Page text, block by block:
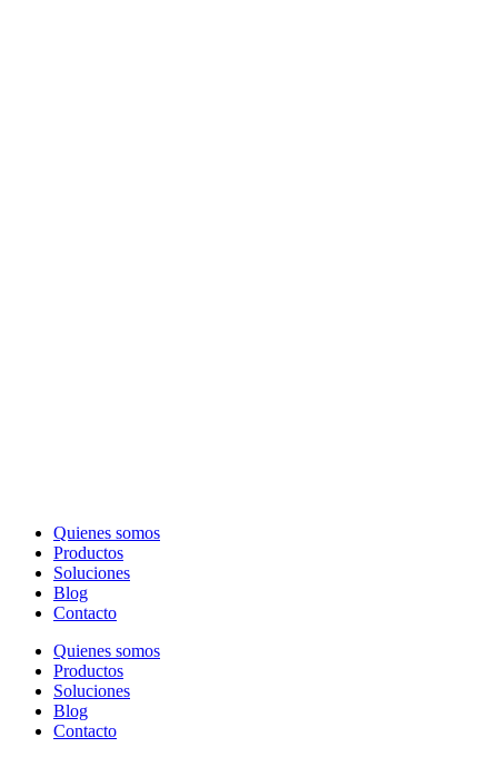
Quienes somos
Productos
Soluciones
Blog
Contacto
Quienes somos
Productos
Soluciones
Blog
Contacto